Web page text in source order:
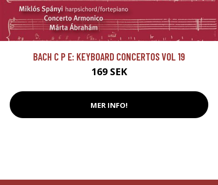
BACH C P E: KEYBOARD CONCERTOS VOL 19
169 SEK
MER INFO!